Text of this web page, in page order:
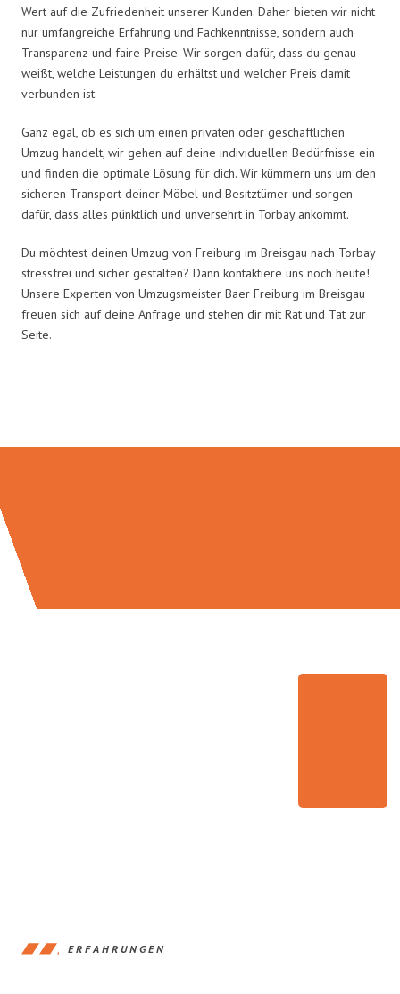
Wert auf die Zufriedenheit unserer Kunden. Daher bieten wir nicht
nur umfangreiche Erfahrung und Fachkenntnisse, sondern auch
Transparenz und faire Preise. Wir sorgen dafür, dass du genau
weißt, welche Leistungen du erhältst und welcher Preis damit
verbunden ist.
Ganz egal, ob es sich um einen privaten oder geschäftlichen
Umzug handelt, wir gehen auf deine individuellen Bedürfnisse ein
und finden die optimale Lösung für dich. Wir kümmern uns um den
sicheren Transport deiner Möbel und Besitztümer und sorgen
dafür, dass alles pünktlich und unversehrt in Torbay ankommt.
Du möchtest deinen Umzug von Freiburg im Breisgau nach Torbay
stressfrei und sicher gestalten? Dann kontaktiere uns noch heute!
Unsere Experten von Umzugsmeister Baer Freiburg im Breisgau
freuen sich auf deine Anfrage und stehen dir mit Rat und Tat zur
Seite.
ERFAHRUNGEN